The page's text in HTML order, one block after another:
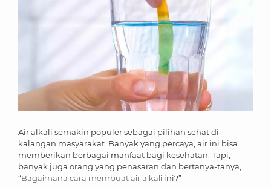
Air alkali semakin populer sebagai pilihan sehat di
kalangan masyarakat. Banyak yang percaya, air ini bisa
memberikan berbagai manfaat bagi kesehatan. Tapi,
banyak juga orang yang penasaran dan bertanya-tanya,
“Bagaimana cara membuat air alkali ini?”